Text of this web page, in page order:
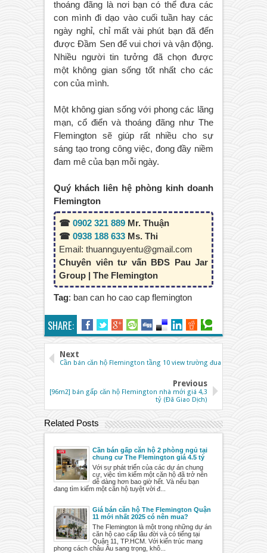
thoáng đãng là nơi bạn có thể đưa các
con mình đi dạo vào cuối tuần hay các
ngày nghỉ, chỉ mất vài phút bạn đã đến
được Đầm Sen để vui chơi và vận động.
Nhiều người tin tưởng đã chọn được
một không gian sống tốt nhất cho các
con của mình.
Một không gian sống với phong các lãng
mạn, cổ điển và thoáng đãng như The
Flemington sẽ giúp rất nhiều cho sự
sáng tạo trong công việc, đong đầy niềm
đam mê của bạn mỗi ngày.
Quý khách liên hệ phòng kinh doanh
Flemington
☎ 0902 321 889 Mr. Thuận
☎ 0938 188 633 Ms. Thi
Email: thuannguyentu@gmail.com
Chuyên viên tư vấn BĐS Pau Jar
Group | The Flemington
Tag: ban can ho cao cap flemington
SHARE:
Next
Cần bán căn hộ Flemington tầng 10 view trường đua
Previous
[96m2] bán gấp căn hộ Flemington nhà mới giá 4,3
tỷ (Đã Giao Dịch)
Related Posts
Cần bán gấp căn hộ 2 phòng ngủ tại
chung cư The Flemington giá 4.5 tỷ
Với sự phát triển của các dự án chung
cư, việc tìm kiếm một căn hộ đã trở nên
dễ dàng hơn bao giờ hết. Và nếu bạn
đang tìm kiếm một căn hộ tuyệt vời đ...
Giá bán căn hộ The Flemington Quận
11 mới nhất 2025 có nên mua?
The Flemington là một trong những dự án
căn hộ cao cấp lâu đời và có tiếng tại
Quận 11, TP.HCM. Với kiến trúc mang
phong cách châu Âu sang trọng, khô...